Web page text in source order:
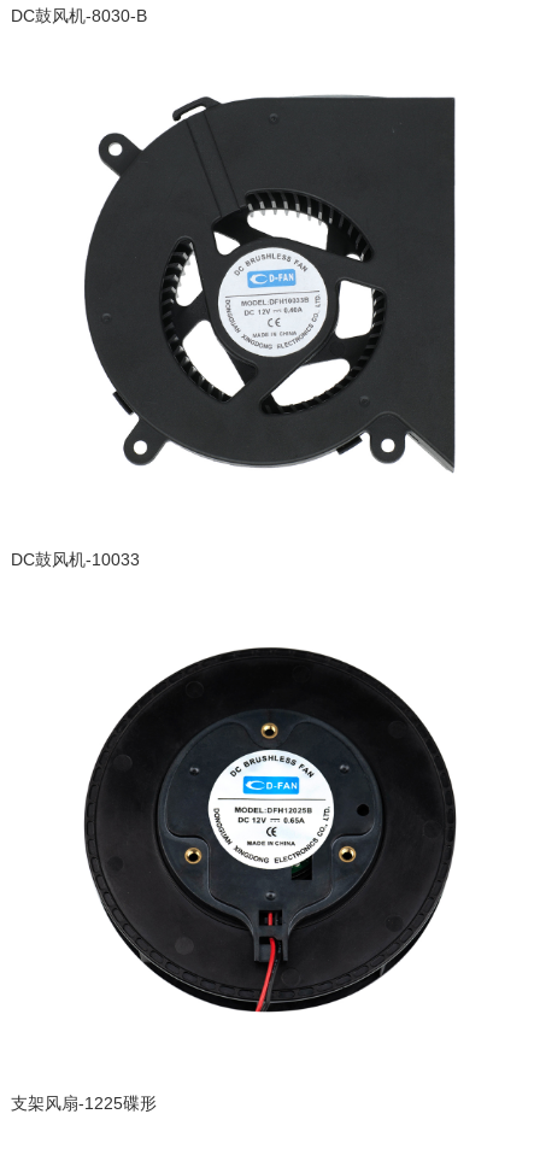
DC鼓风机-8030-B
DC鼓风机-10033
支架风扇-1225碟形